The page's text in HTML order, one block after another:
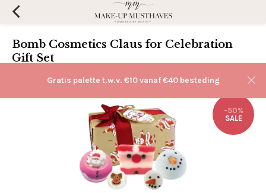
Gratis palette t.w.v. €10 vanaf €40 besteding
Bomb Cosmetics Claus for Celebration
Gift Set
-50%
SALE